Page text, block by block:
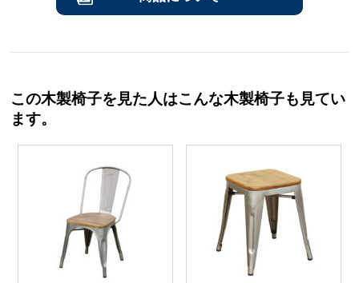
この木製椅子を見た人はこんな木製椅子も見てい
ます。